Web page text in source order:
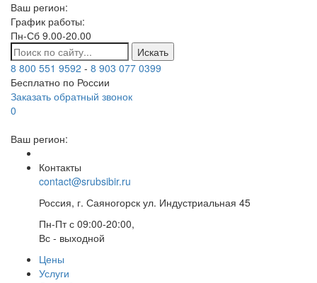
Ваш регион:
График работы:
Пн-Сб 9.00-20.00
Искать
8 800 551 9592 - 8 903 077 0399
Бесплатно по России
Заказать обратный звонок
0
Ваш регион:
Контакты
contact@srubsibir.ru
Россия, г. Саяногорск ул. Индустриальная 45
Пн-Пт с 09:00-20:00,
Вс - выходной
Цены
Услуги